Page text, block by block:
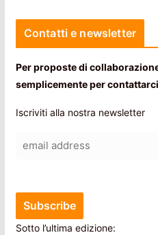
Contatti e newsletter
Per proposte di
semplicemente per
Iscriviti alla nostra newsletter
Sotto l’ultima edizione: